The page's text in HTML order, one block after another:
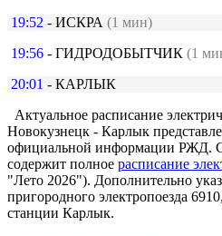
19:52 - ИСКРА (1 мин)
19:56 - ГИДРОДОБЫТЧИК (1
20:01 - КАРЛЫК
Актуальное расписание
Новокузнецк - Карлык
официальной информации РЖД.
содержит полное расписание
"Лето 2026"). Дополнительно
пригородного электропоезда
станции Карлык.